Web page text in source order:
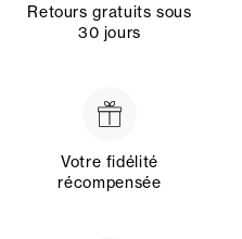
Retours gratuits sous
30 jours
Votre fidélité
récompensée